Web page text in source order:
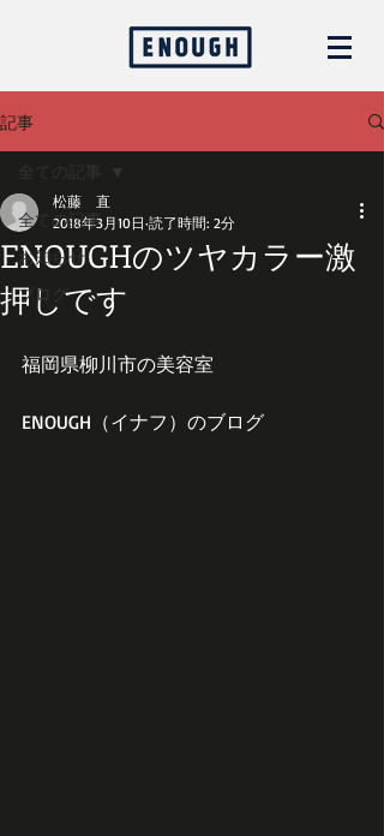
記事
全ての記事
お知らせ
ブログ
全ての記事
ENOUGHのツヤカラー激
押しです
松藤 直
2018年3月10日 読了時間: 2分
福岡県柳川市の美容室
ENOUGH（イナフ）のブログ